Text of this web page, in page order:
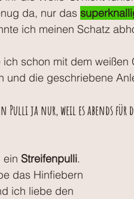
da, nur das
ich meinen Schatz
ich schon mit dem
und die geschriebene
Pulli ja nur, weil es abends
ein Streifenpulli.
das Hinfiebern
ich liebe den